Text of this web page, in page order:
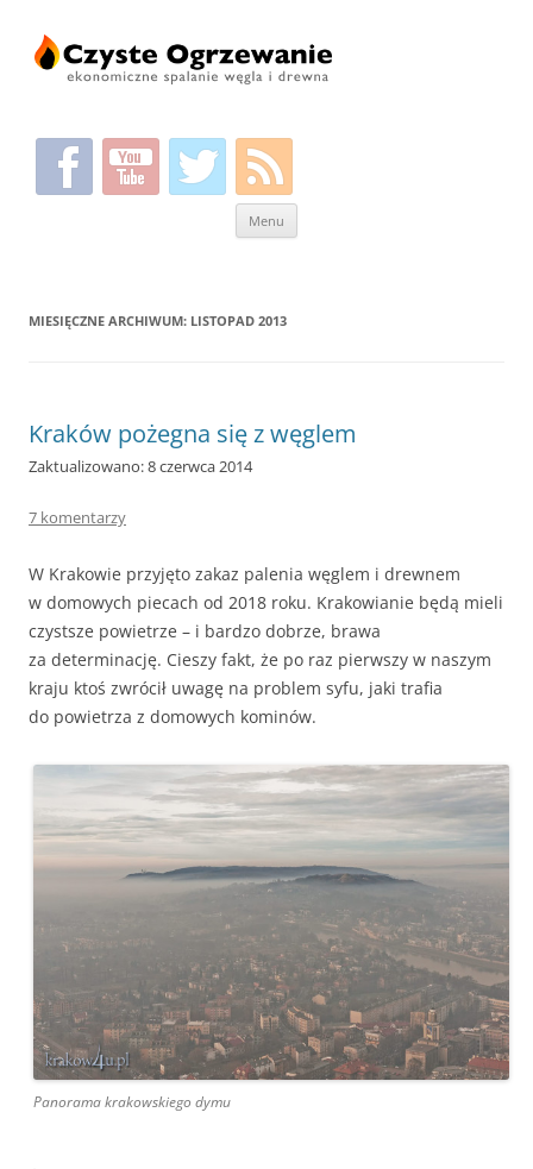
Menu
MIESIĘCZNE ARCHIWUM: LISTOPAD 2013
Kraków pożegna się z węglem
Zaktualizowano: 8 czerwca 2014
7 komentarzy
W Krakowie przyjęto zakaz palenia węglem i drewnem
w domowych piecach od 2018 roku. Krakowianie będą mieli
czystsze powietrze – i bardzo dobrze, brawa
za determinację. Cieszy fakt, że po raz pierwszy w naszym
kraju ktoś zwrócił uwagę na problem syfu, jaki trafia
do powietrza z domowych kominów.
Panorama krakowskiego dymu